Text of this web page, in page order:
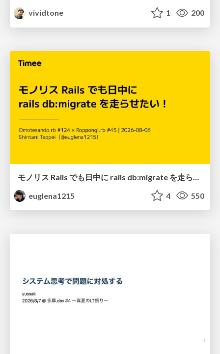
vividtone
1 200
euglena1215
4 550